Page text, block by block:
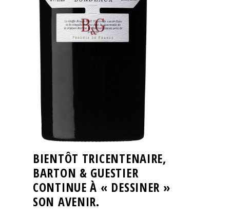
BIENTÔT TRICENTENAIRE,
BARTON & GUESTIER
CONTINUE À « DESSINER »
SON AVENIR.